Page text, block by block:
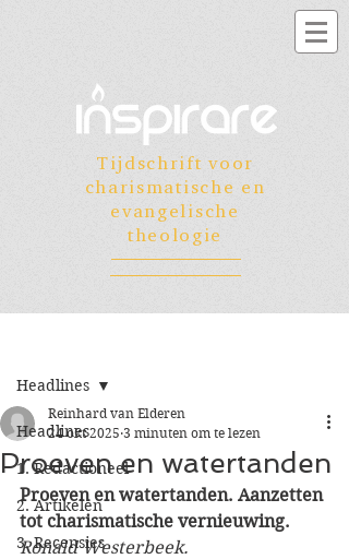
Tijdschrift voor
charismatische en
evangelische
theologie
Headlines
1. Redactioneel
2. Artikelen
3. Recensies
Headlines
Proeven en watertanden
Reinhard van Elderen
24 okt 2025 3 minuten om te lezen
Proeven en watertanden. Aanzetten
tot charismatische vernieuwing.
Ronald Westerbeek.